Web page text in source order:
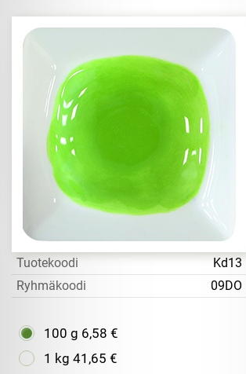
Tuotekoodi
Kd13
Ryhmäkoodi
09DO
100 g 6,58 €
1 kg 41,65 €